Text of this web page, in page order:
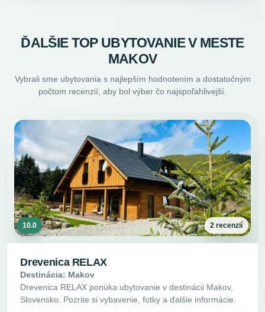
ĎALŠIE TOP UBYTOVANIE V MESTE
MAKOV
Vybrali sme ubytovania s najlepším hodnotením a dostatočným
počtom recenzií, aby bol výber čo najspoľahlivejší.
10.0 2 recenzií
Drevenica RELAX
Destinácia: Makov
Drevenica RELAX ponúka ubytovanie v destinácii Makov,
Slovensko. Pozrite si vybavenie, fotky a ďalšie informácie.